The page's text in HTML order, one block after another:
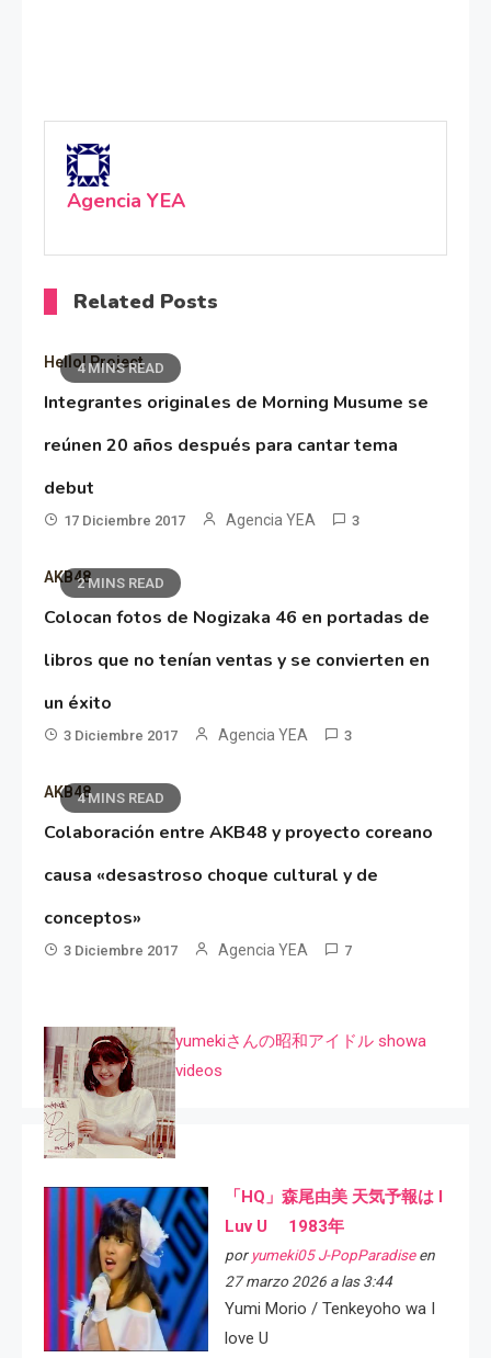
Agencia YEA
Related Posts
4 MINS READ
Hello! Project
Integrantes originales de Morning Musume se
reúnen 20 años después para cantar tema
debut
17 Diciembre 2017 Agencia YEA 3
2 MINS READ
AKB48
Colocan fotos de Nogizaka 46 en portadas de
libros que no tenían ventas y se convierten en
un éxito
3 Diciembre 2017 Agencia YEA 3
4 MINS READ
AKB48
Colaboración entre AKB48 y proyecto coreano
causa «desastroso choque cultural y de
conceptos»
3 Diciembre 2017 Agencia YEA 7
yumekiさんの昭和アイドル showa
videos
「HQ」森尾由美 天気予報は I
Luv U 1983年
por yumeki05 J-PopParadiseen
27 marzo 2026 a las 3:44
Yumi Morio / Tenkeyoho wa I
love U